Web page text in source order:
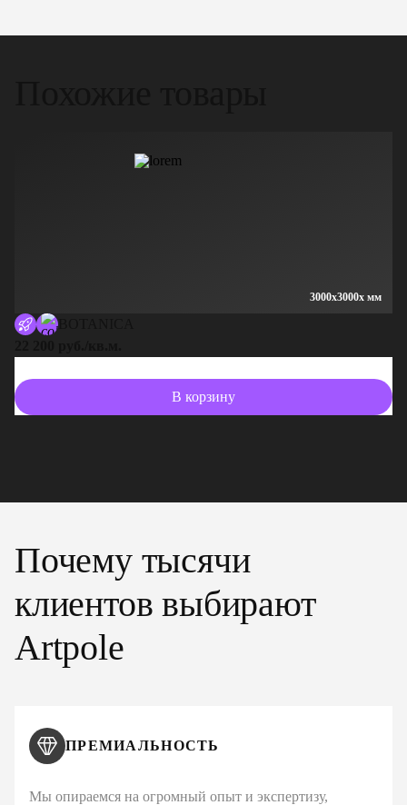
3000x3000x мм
В корзину
Почему тысячи
клиентов выбирают
Artpole
ПРЕМИАЛЬНОСТЬ
Мы опираемся на огромный опыт и экспертизу,